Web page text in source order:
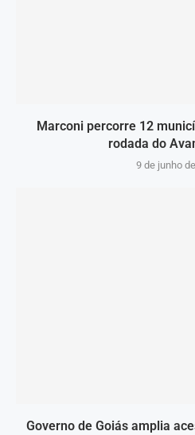
Marconi percorre 12
rodada do
9 de junho
Governo de Goiás amplia